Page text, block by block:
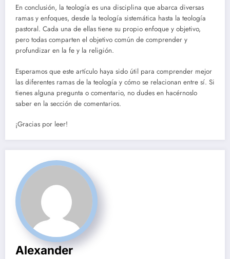
En conclusión, la teología es una disciplina que abarca diversas
ramas y enfoques, desde la teología sistemática hasta la teología
pastoral. Cada una de ellas tiene su propio enfoque y objetivo,
pero todas comparten el objetivo común de comprender y
profundizar en la fe y la religión.
Esperamos que este artículo haya sido útil para comprender mejor
las diferentes ramas de la teología y cómo se relacionan entre sí. Si
tienes alguna pregunta o comentario, no dudes en hacérnoslo
saber en la sección de comentarios.
¡Gracias por leer!
Alexander